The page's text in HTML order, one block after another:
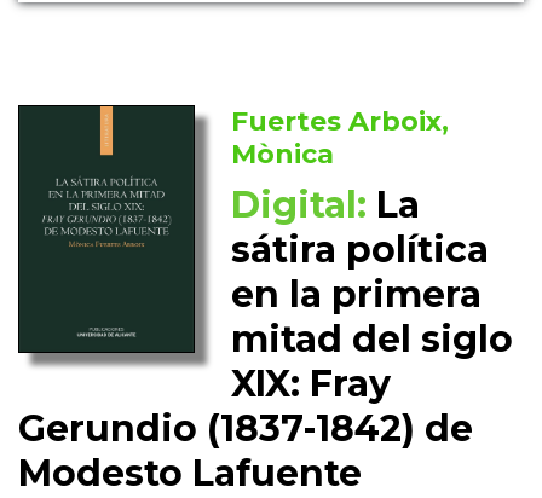
Fuertes Arboix,
Mònica
Digital: La
sátira política
en la primera
mitad del siglo
XIX: Fray
Gerundio (1837-1842) de
Modesto Lafuente